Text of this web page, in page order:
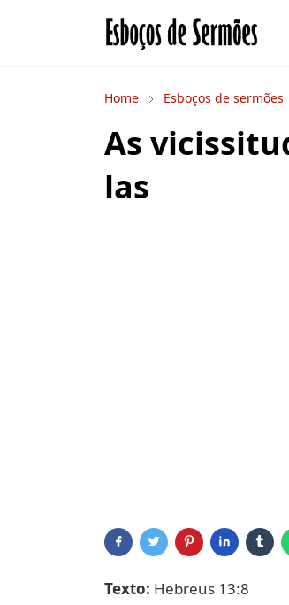
Home Esboços de sermões
As
las
Texto: Hebreus 13:8